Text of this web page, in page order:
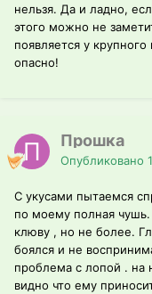
нельзя. Да и ладно,
этого можно не
появляется у
опасно!
Прошка
Опубликовано
С укусами пытаемся
по моему полная чушь.
клюву , но не более.
боялся и не
проблема с лопой . на
видно что ему